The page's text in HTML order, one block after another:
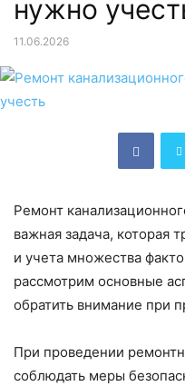
нужно
11.06.2026
Ремонт
важная задача, которая
и учета множества
рассмотрим основные
обратить внимание при
При проведении
соблюдать меры